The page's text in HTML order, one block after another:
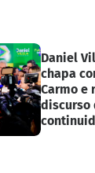
Daniel
chapa
Carmo e
discurso